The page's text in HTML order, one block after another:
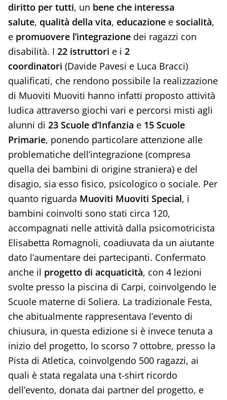
diritto per tutti, un bene che interessa
salute, qualità della vita, educazione esocialità,
e promuovere l’integrazionedei ragazzi con
disabilità. I 22 istruttori e i 2
coordinatori (Davide Pavesi e Luca Bracci)
qualificati, che rendono possibile la realizzazione
di Muoviti Muoviti hanno infatti proposto attività
ludica attraverso giochi vari e percorsi misti agli
alunni di 23 Scuole d’Infanzia e 15 Scuole
Primarie, ponendo particolare attenzione alle
problematiche dell’integrazione (compresa
quella dei bambini di origine straniera) e del
disagio, sia esso fisico, psicologico o sociale. Per
quanto riguarda Muoviti Muoviti Special, i
bambini coinvolti sono stati circa 120,
accompagnati nelle attività dalla psicomotricista
Elisabetta Romagnoli, coadiuvata da un aiutante
dato l’aumentare dei partecipanti. Confermato
anche il progetto di acquaticità, con 4 lezioni
svolte presso la piscina di Carpi, coinvolgendo le
Scuole materne di Soliera. La tradizionale Festa,
che abitualmente rappresentava l’evento di
chiusura, in questa edizione si è invece tenuta a
inizio del progetto, lo scorso 7 ottobre, presso la
Pista di Atletica, coinvolgendo 500 ragazzi, ai
quali è stata regalata una t-shirt ricordo
dell’evento, donata dai partner del progetto, e